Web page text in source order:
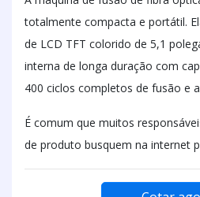
totalmente compacta e portátil.
de LCD TFT colorido de 5,1
interna de longa duração com
400 ciclos completos de fusão e
É comum que muitos
de produto busquem na internet